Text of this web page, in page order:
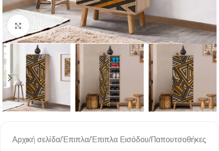
Κλικ για μεγέθυνση
Αρχική σελίδα/Έπιπλα/Έπιπλα Εισόδου/Παπουτσοθήκες